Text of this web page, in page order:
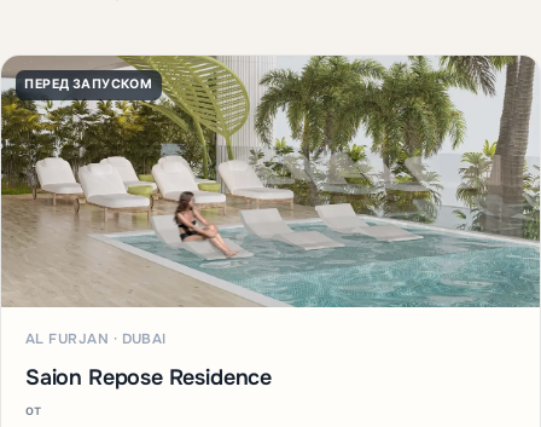
ПЕРЕД ЗАПУСКОМ
AL FURJAN · DUBAI
Saion Repose Residence
от